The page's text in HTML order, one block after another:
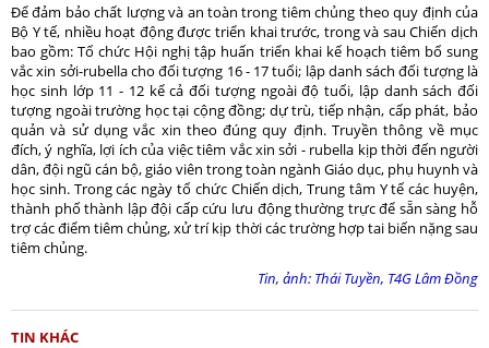
Để đảm bảo chất lượng và an toàn trong tiêm chủng theo quy định của
Bộ Y tế, nhiều hoạt động được triển khai trước, trong và sau Chiến dịch
bao gồm: Tổ chức Hội nghị tập huấn triển khai kế hoạch tiêm bổ sung
vắc xin sởi-rubella cho đối tượng 16 - 17 tuổi; lập danh sách đối tượng là
học sinh lớp 11 - 12 kể cả đối tượng ngoài độ tuổi, lập danh sách đối
tượng ngoài trường học tại cộng đồng; dự trù, tiếp nhận, cấp phát, bảo
quản và sử dụng vắc xin theo đúng quy định. Truyền thông về mục
đích, ý nghĩa, lợi ích của việc tiêm vắc xin sởi - rubella kịp thời đến người
dân, đội ngũ cán bộ, giáo viên trong toàn ngành Giáo dục, phụ huynh và
học sinh. Trong các ngày tổ chức Chiến dịch, Trung tâm Y tế các huyện,
thành phố thành lập đội cấp cứu lưu động thường trực để sẵn sàng hỗ
trợ các điểm tiêm chủng, xử trí kịp thời các trường hợp tai biến nặng sau
tiêm chủng.
Tin, ảnh: Thái Tuyền, T4G Lâm Đồng
TIN KHÁC